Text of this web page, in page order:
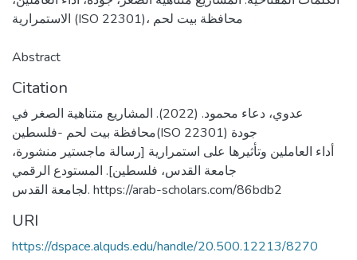
الاستمرارية (ISO 22301)، محافظة بيت لحم
Citation
عدوي، دعاء محمود. (2022). المشاريع متناهية الصغر في
محافظة بيت لحم -فلسطين(ISO 22301) جودة
أداء العاملين وتأثيرها على استمرارية [رسالة ماجستير منشورة،
جامعة القدس، فلسطين]. المستودع الرقمي
لجامعة القدس. https://arab-scholars.com/86bdb2
URI
https://dspace.alquds.edu/handle/20.500.12213/8270